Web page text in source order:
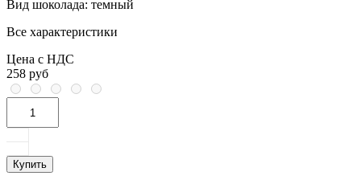
Вид шоколада: темный
Все характеристики
Цена с НДС
258 руб
Купить